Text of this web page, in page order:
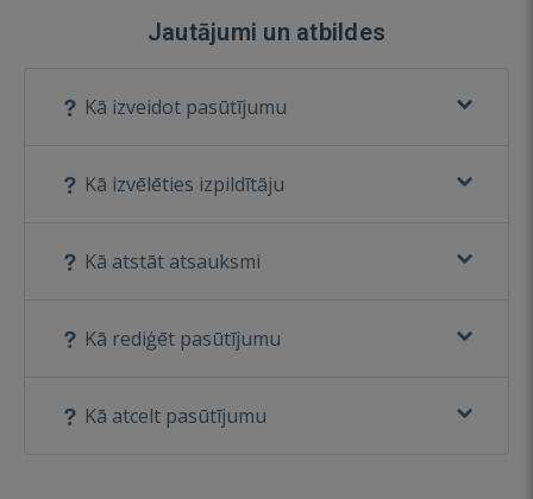
Jautājumi un atbildes
Kā izveidot pasūtījumu
Kā izvēlēties izpildītāju
Kā atstāt atsauksmi
Kā rediģēt pasūtījumu
Kā atcelt pasūtījumu